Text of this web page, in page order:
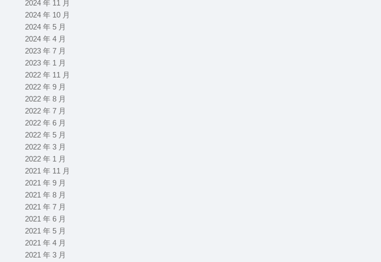
2024 年 11 月
2024 年 10 月
2024 年 5 月
2024 年 4 月
2023 年 7 月
2023 年 1 月
2022 年 11 月
2022 年 9 月
2022 年 8 月
2022 年 7 月
2022 年 6 月
2022 年 5 月
2022 年 3 月
2022 年 1 月
2021 年 11 月
2021 年 9 月
2021 年 8 月
2021 年 7 月
2021 年 6 月
2021 年 5 月
2021 年 4 月
2021 年 3 月